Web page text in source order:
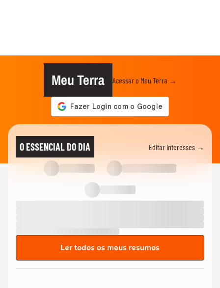
Meu Terra Acessar o Meu Terra →
O ESSENCIAL DO DIA Editar interesses →
Ler todos os meus resumos